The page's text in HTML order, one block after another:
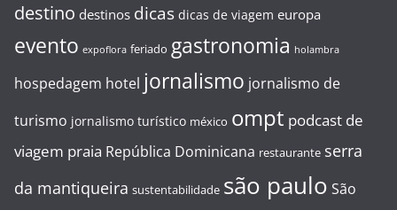
destino destinos dicas dicas de viagem europa
evento expoflora feriado gastronomia holambra
hospedagem hotel jornalismo jornalismo de
turismo jornalismo turístico méxico ompt podcast de
viagem praia República Dominicana restaurante serra
da mantiqueira sustentabilidade são paulo São